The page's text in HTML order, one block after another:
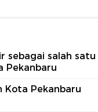
sebagai salah satu
Pekanbaru
Kota Pekanbaru